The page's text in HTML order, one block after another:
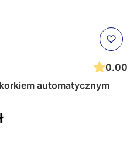
0.00
automatycznym